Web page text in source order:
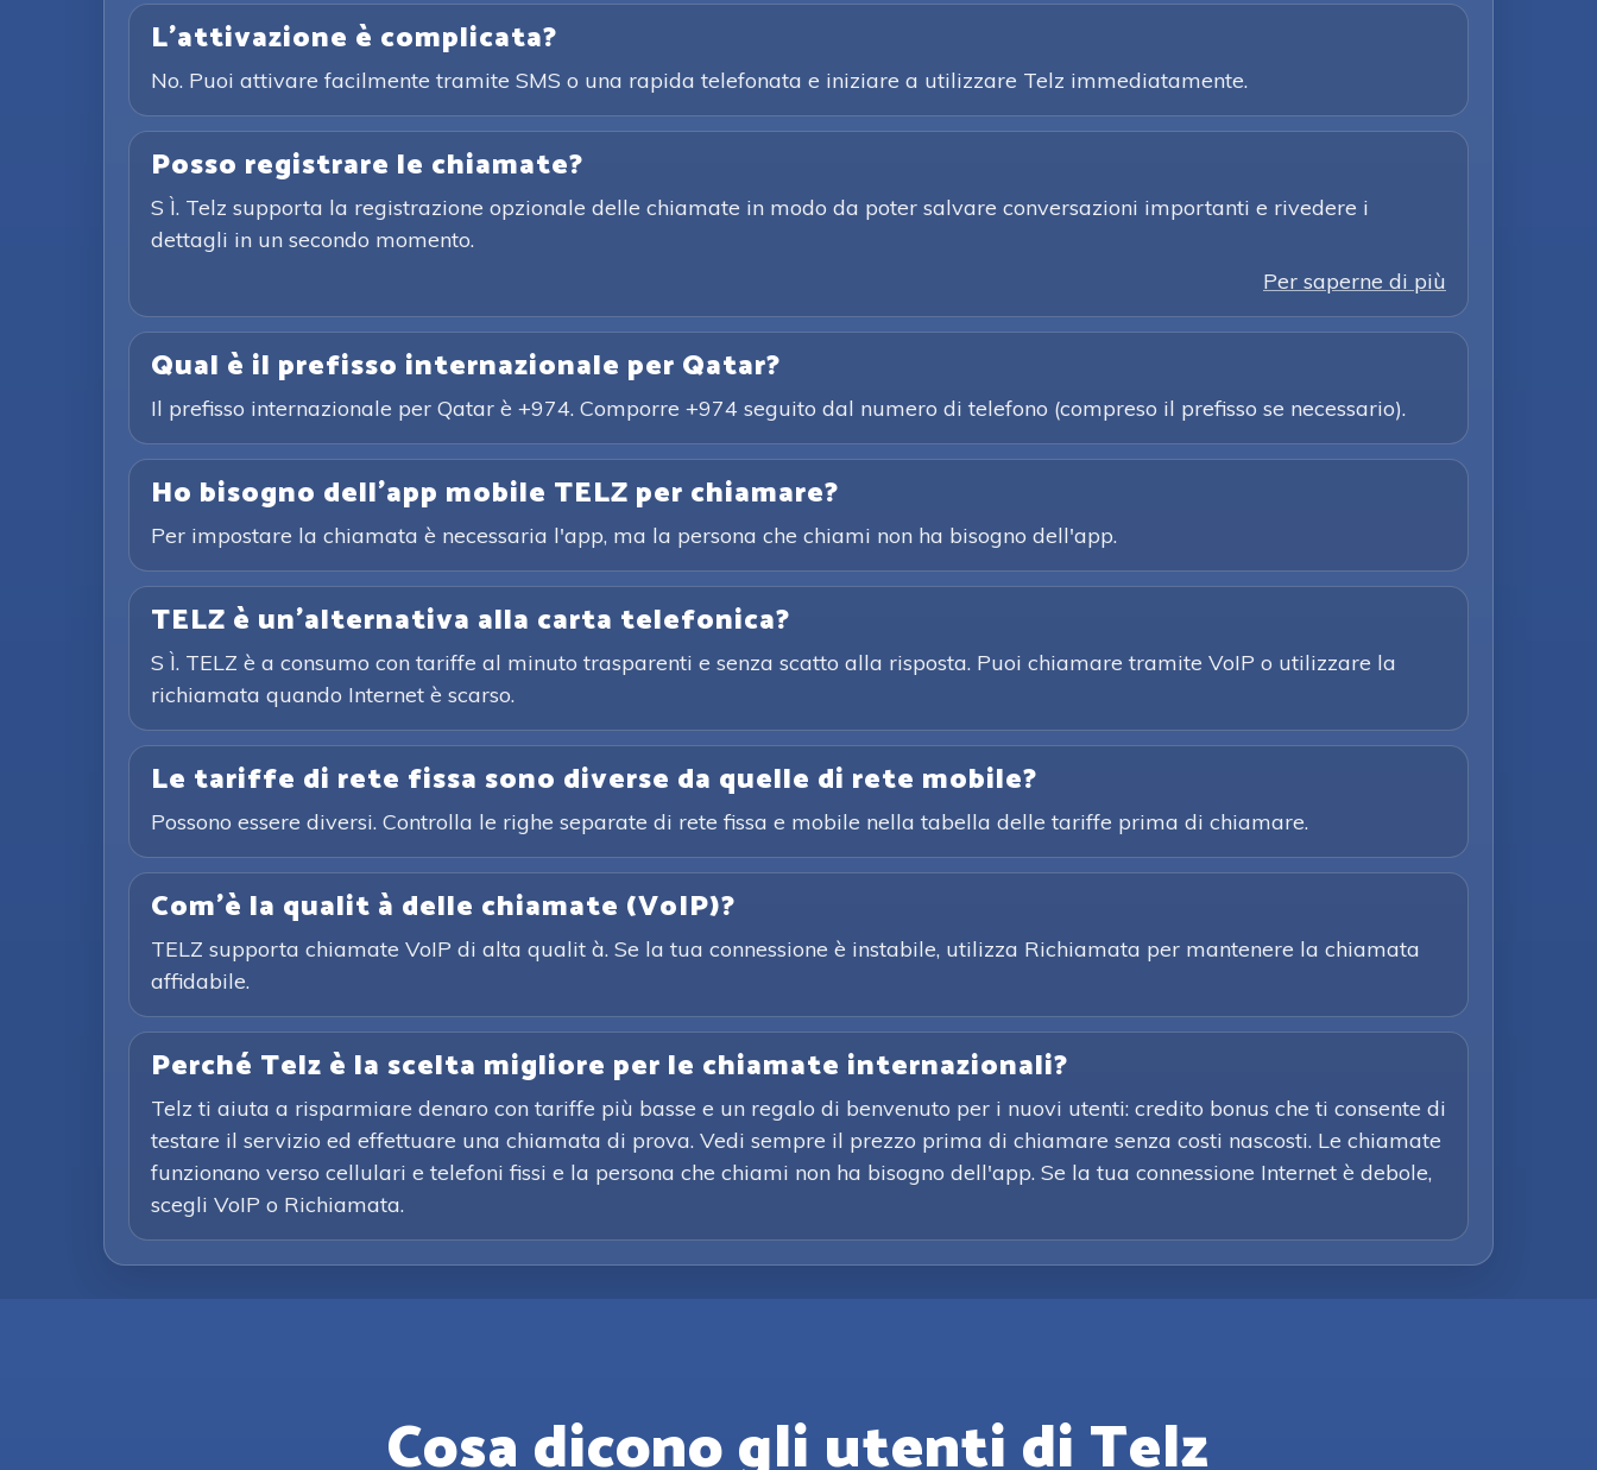
L'attivazione è complicata?
No. Puoi attivare facilmente tramite SMS o una rapida telefonata e iniziare a utilizzare Telz immediatamente.
Posso registrare le chiamate?
S Ì. Telz supporta la registrazione opzionale delle chiamate in modo da poter salvare conversazioni importanti e rivedere i
dettagli in un secondo momento.
Per saperne di più
Qual è il prefisso internazionale per Qatar?
Il prefisso internazionale per Qatar è +974. Comporre +974 seguito dal numero di telefono (compreso il prefisso se necessario).
Ho bisogno dell'app mobile TELZ per chiamare?
Per impostare la chiamata è necessaria l'app, ma la persona che chiami non ha bisogno dell'app.
TELZ è un'alternativa alla carta telefonica?
S Ì. TELZ è a consumo con tariffe al minuto trasparenti e senza scatto alla risposta. Puoi chiamare tramite VoIP o utilizzare la
richiamata quando Internet è scarso.
Le tariffe di rete fissa sono diverse da quelle di rete mobile?
Possono essere diversi. Controlla le righe separate di rete fissa e mobile nella tabella delle tariffe prima di chiamare.
Com'è la qualit à delle chiamate (VoIP)?
TELZ supporta chiamate VoIP di alta qualit à. Se la tua connessione è instabile, utilizza Richiamata per mantenere la chiamata
affidabile.
Perché Telz è la scelta migliore per le chiamate internazionali?
Telz ti aiuta a risparmiare denaro con tariffe più basse e un regalo di benvenuto per i nuovi utenti: credito bonus che ti consente di
testare il servizio ed effettuare una chiamata di prova. Vedi sempre il prezzo prima di chiamare senza costi nascosti. Le chiamate
funzionano verso cellulari e telefoni fissi e la persona che chiami non ha bisogno dell'app. Se la tua connessione Internet è debole,
scegli VoIP o Richiamata.
Cosa dicono gli utenti di Telz